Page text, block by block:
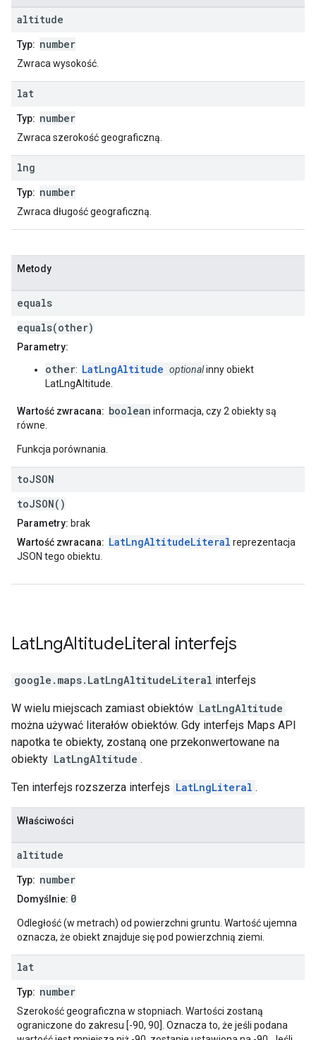
altitude
Typ: number
Zwraca wysokość.
lat
Typ: number
Zwraca szerokość geograficzną.
lng
Typ: number
Zwraca długość geograficzną.
Metody
equals
equals(other)
Parametry:
other: LatLngAltitude optionalinny obiekt
LatLngAltitude.
Wartość zwracana: boolean informacja, czy 2 obiekty są
równe.
Funkcja porównania.
toJSON
toJSON()
Parametry: brak
Wartość zwracana: LatLngAltitudeLiteral reprezentacja
JSON tego obiektu.
LatLngAltitudeLiteral interfejs
google.maps. LatLngAltitudeLiteral interfejs
W wielu miejscach zamiast obiektów LatLngAltitude
można używać literałów obiektów. Gdy interfejs Maps API
napotka te obiekty, zostaną one przekonwertowane na
obiekty LatLngAltitude .
Ten interfejs rozszerza interfejs LatLngLiteral .
Właściwości
altitude
Typ: number
Domyślnie: 0
Odległość (w metrach) od powierzchni gruntu. Wartość ujemna
oznacza, że obiekt znajduje się pod powierzchnią ziemi.
lat
Typ: number
Szerokość geograficzna w stopniach. Wartości zostaną
ograniczone do zakresu [-90, 90]. Oznacza to, że jeśli podana